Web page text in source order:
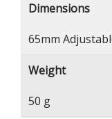
Dimensions
65mm
Weight
50 g